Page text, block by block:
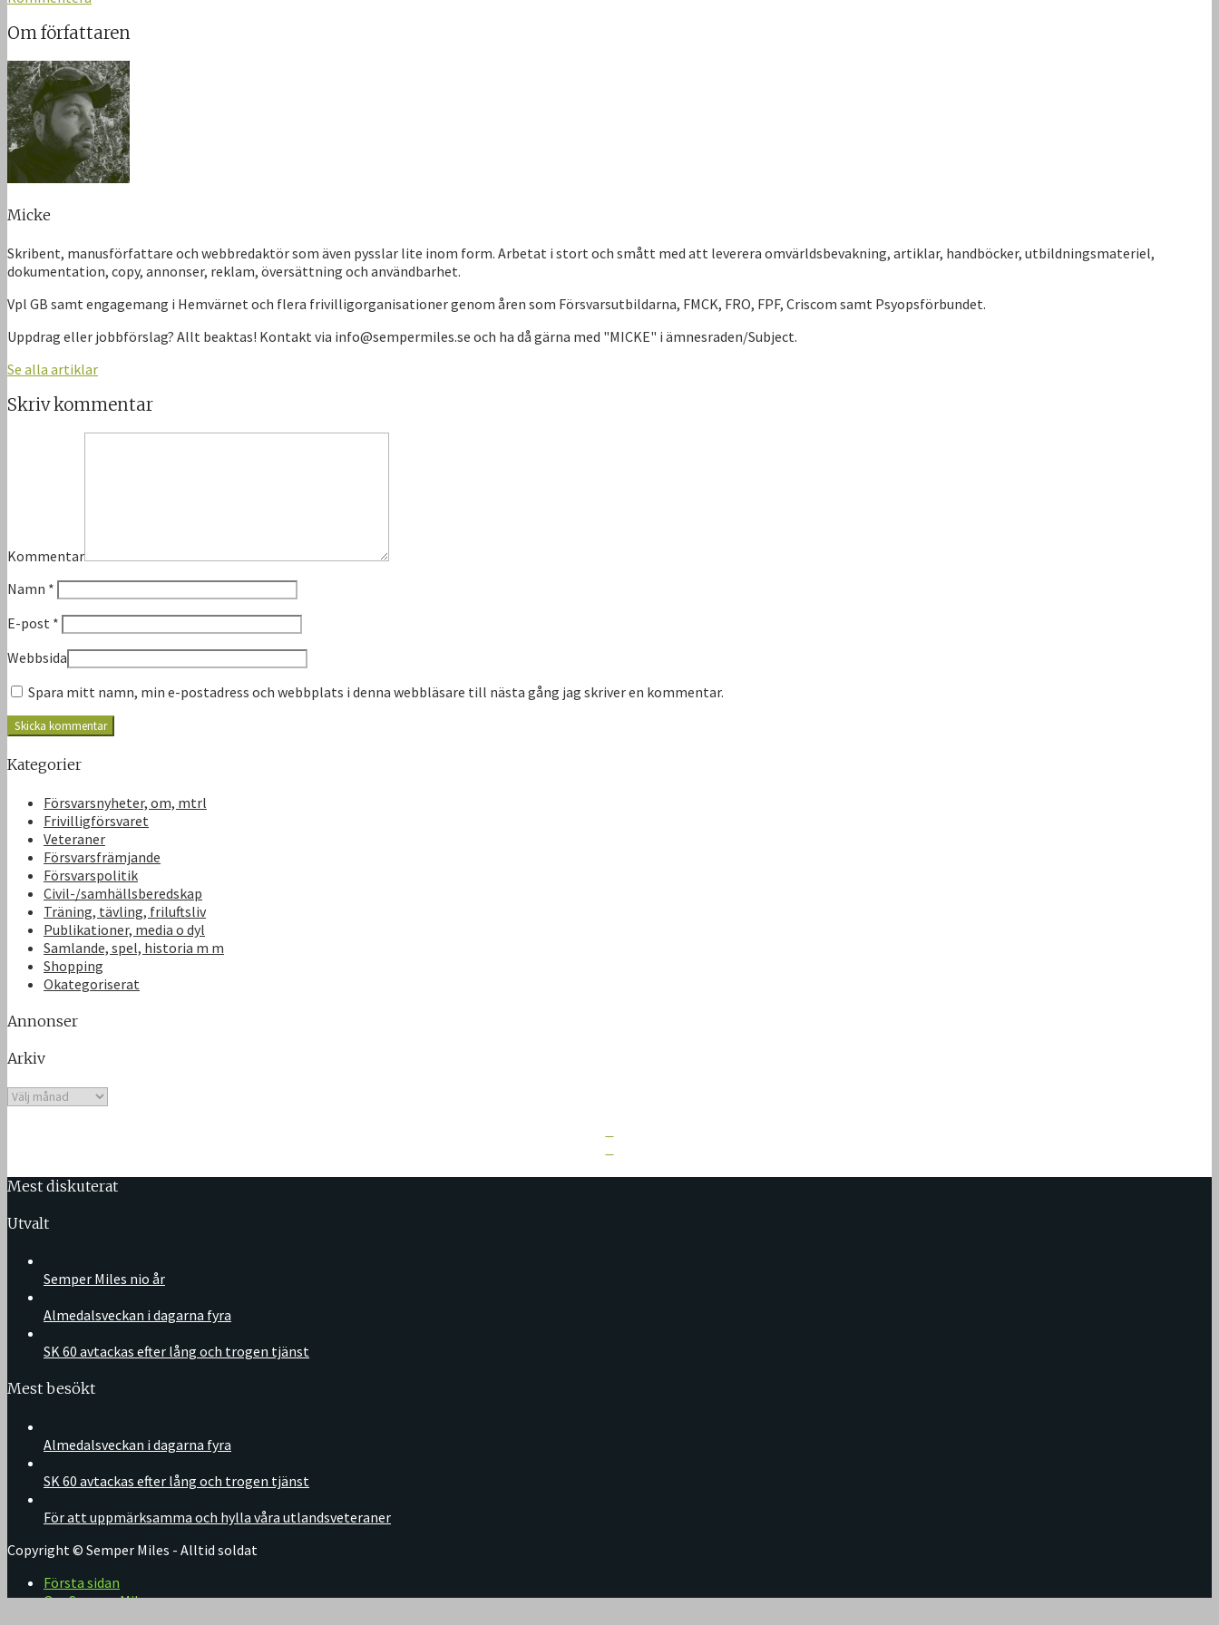
Om författaren
Micke
Skribent, manusförfattare och webbredaktör som även pysslar lite inom form. Arbetat i stort och smått med att leverera omvärldsbevakning, artiklar, handböcker, utbildningsmateriel,
dokumentation, copy, annonser, reklam, översättning och användbarhet.
Vpl GB samt engagemang i Hemvärnet och flera frivilligorganisationer genom åren som Försvarsutbildarna, FMCK, FRO, FPF, Criscom samt Psyopsförbundet.
Uppdrag eller jobbförslag? Allt beaktas! Kontakt via info@sempermiles.se och ha då gärna med "MICKE" i ämnesraden/Subject.
Se alla artiklar
Skriv kommentar
Kommentar
Namn *
E-post *
Webbsida
Spara mitt namn, min e-postadress och webbplats i denna webbläsare till nästa gång jag skriver en kommentar.
Kategorier
Försvarsnyheter, om, mtrl
Frivilligförsvaret
Veteraner
Försvarsfrämjande
Försvarspolitik
Civil-/samhällsberedskap
Träning, tävling, friluftsliv
Publikationer, media o dyl
Samlande, spel, historia m m
Shopping
Okategoriserat
Annonser
Arkiv
Arkiv
Mest diskuterat
Utvalt
Semper Miles nio år
Almedalsveckan i dagarna fyra
SK 60 avtackas efter lång och trogen tjänst
Mest besökt
Almedalsveckan i dagarna fyra
SK 60 avtackas efter lång och trogen tjänst
För att uppmärksamma och hylla våra utlandsveteraner
Copyright © Semper Miles - Alltid soldat
Första sidan
Om Semper Miles